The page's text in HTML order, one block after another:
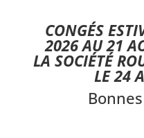
CONGÉS
2026 AU 21
LA SOCIÉTÉ
LE 24